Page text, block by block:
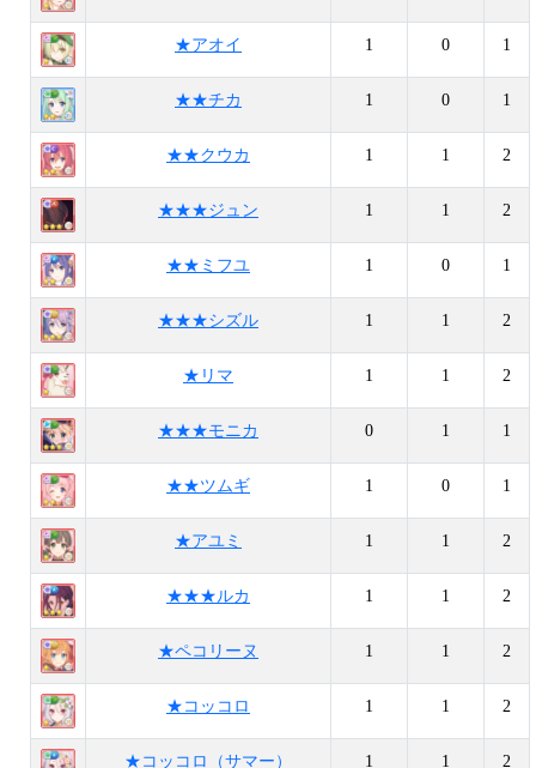
★アオイ 1 0 1
★★チカ 1 0 1
★★クウカ 1 1 2
★★★ジュン 1 1 2
★★ミフユ 1 0 1
★★★シズル 1 1 2
★リマ 1 1 2
★★★モニカ 0 1 1
★★ツムギ 1 0 1
★アユミ 1 1 2
★★★ルカ 1 1 2
★ペコリーヌ 1 1 2
★コッコロ 1 1 2
★コッコロ（サマー） 1 1 2